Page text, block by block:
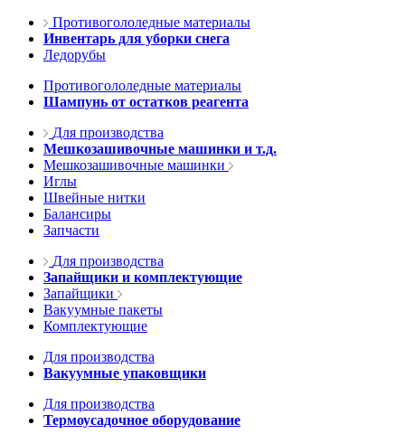
Противогололедные материалы
Инвентарь для уборки снега
Ледорубы
Противогололедные материалы
Шампунь от остатков реагента
Для производства
Мешкозашивочные машинки и т.д.
Мешкозашивочные машинки
Иглы
Швейные нитки
Балансиры
Запчасти
Для производства
Запайщики и комплектующие
Запайщики
Вакуумные пакеты
Комплектующие
Для производства
Вакуумные упаковщики
Для производства
Термоусадочное оборудование